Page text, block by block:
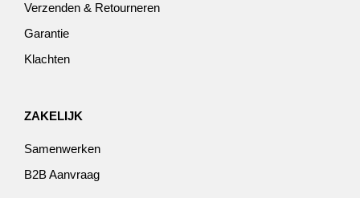
Verzenden & Retourneren
Garantie
Klachten
ZAKELIJK
Samenwerken
B2B Aanvraag